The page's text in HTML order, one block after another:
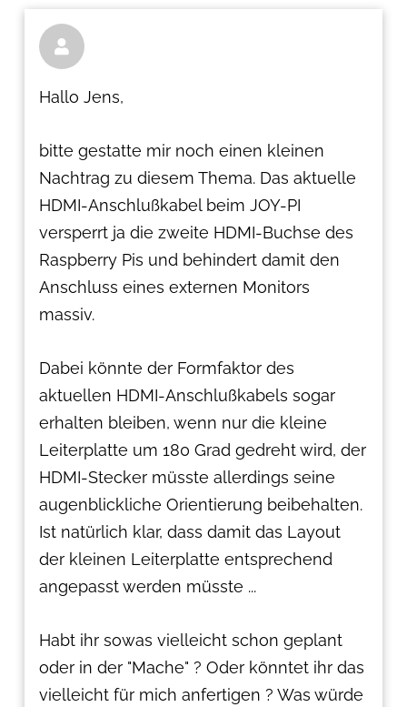

Hallo Jens,
bitte gestatte mir noch einen kleinen
Nachtrag zu diesem Thema. Das aktuelle
HDMI-Anschlußkabel beim JOY-PI
versperrt ja die zweite HDMI-Buchse des
Raspberry Pis und behindert damit den
Anschluss eines externen Monitors
massiv.
Dabei könnte der Formfaktor des
aktuellen HDMI-Anschlußkabels sogar
erhalten bleiben, wenn nur die kleine
Leiterplatte um 180 Grad gedreht wird, der
HDMI-Stecker müsste allerdings seine
augenblickliche Orientierung beibehalten.
Ist natürlich klar, dass damit das Layout
der kleinen Leiterplatte entsprechend
angepasst werden müsste ...
Habt ihr sowas vielleicht schon geplant
oder in der "Mache" ? Oder könntet ihr das
vielleicht für mich anfertigen ? Was würde